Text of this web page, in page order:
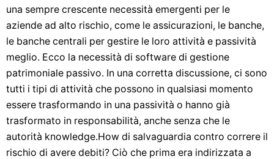
una sempre crescente necessità emergenti per le
aziende ad alto rischio, come le assicurazioni, le banche,
le banche centrali per gestire le loro attività e passività
meglio. Ecco la necessità di software di gestione
patrimoniale passivo. In una corretta discussione, ci sono
tutti i tipi di attività che possono in qualsiasi momento
essere trasformando in una passività o hanno già
trasformato in responsabilità, anche senza che le
autorità knowledge.How di salvaguardia contro correre il
rischio di avere debiti? Ciò che prima era indirizzata a